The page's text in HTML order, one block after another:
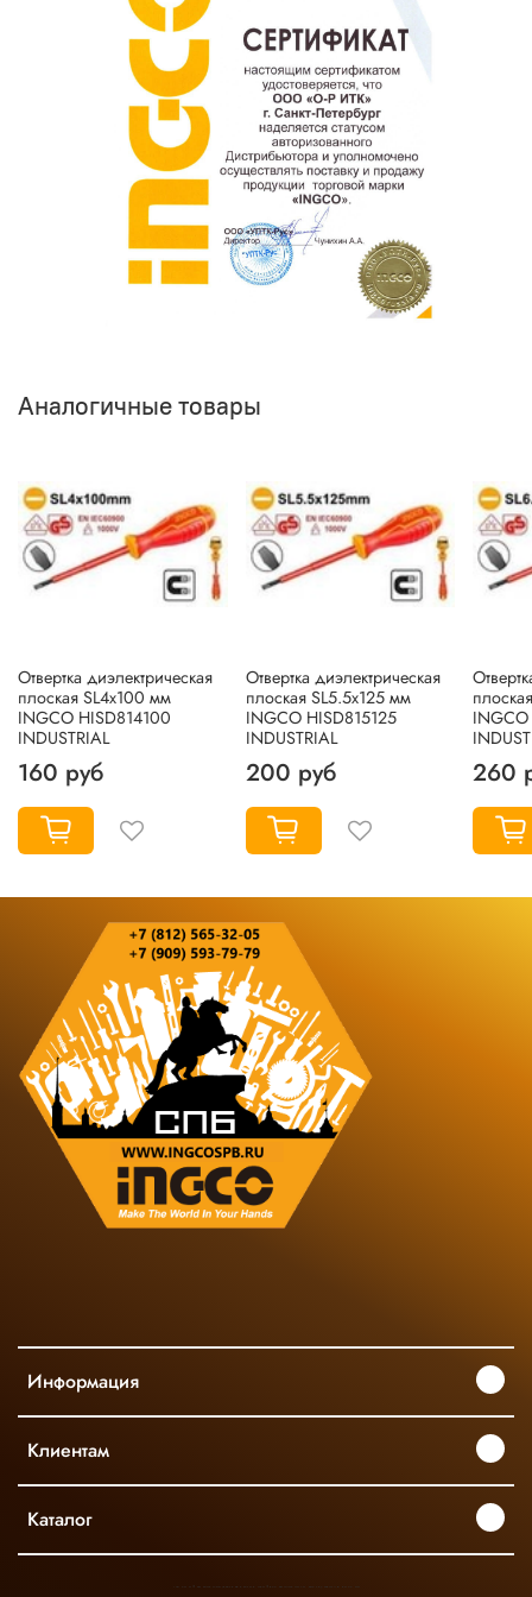
Аналогичные товары
Отвертка диэлектрическая
плоская SL4x100 мм
INGCO HISD814100
INDUSTRIAL
160 руб
Отвертка диэлектрическая
плоская SL5.5x125 мм
INGCO HISD815125
INDUSTRIAL
200 руб
INGCO
260
Информация
Клиентам
Каталог